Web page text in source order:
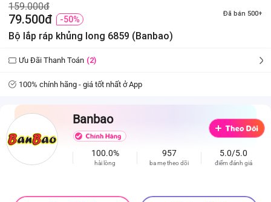
159.000đ
79.500đ -50%
Đã bán 500+
Bộ lắp ráp khủng long 6859 (Banbao)
Ưu Đãi Thanh Toán (2)
100% chính hãng - giá tốt nhất ở App
Banbao
100.0%
hài lòng
957
ba mẹ theo dõi
5.0/5.0
điểm đánh giá